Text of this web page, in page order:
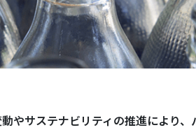
やサステナビリティの推進により